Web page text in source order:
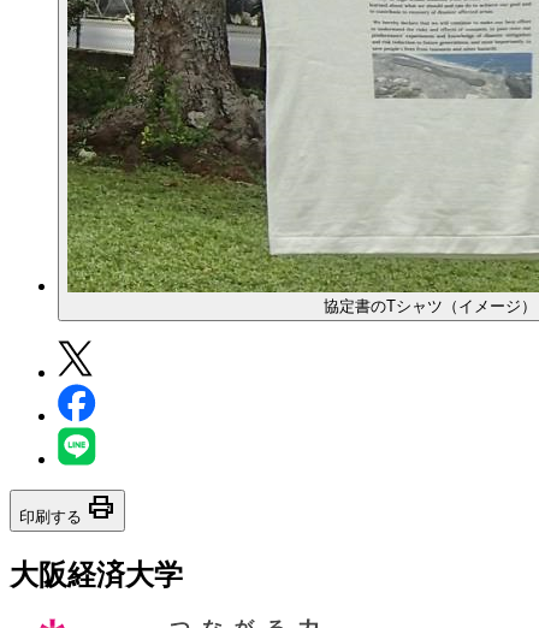
協定書のTシャツ（イメージ）
印刷する print
大阪経済大学